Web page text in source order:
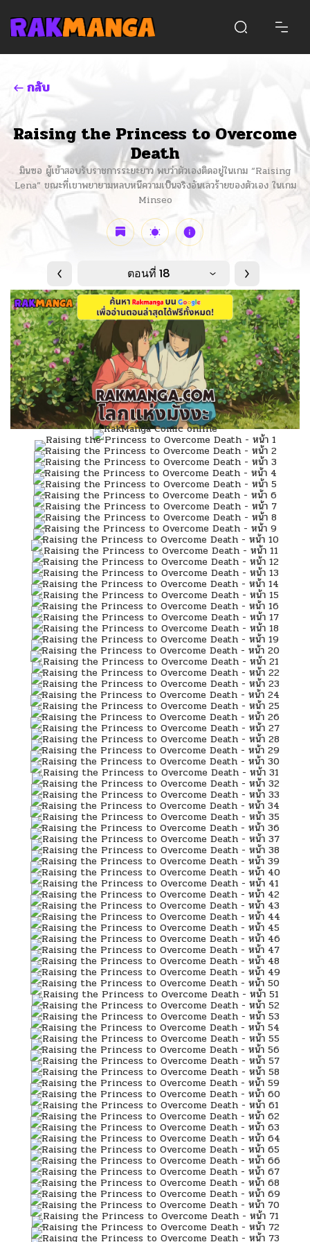
กลับ
Raising the Princess to Overcome
Death
มินซอ ผู้เข้าสอบรับราชการระยะยาว พบว่าตัวเองติดอยู่ในเกม “Raising
Lena” ขณะที่เขาพยายามหลบหนีความเป็นจริงอันเลวร้ายของตัวเอง ในเกม
Minseo
ตอนที่ 18